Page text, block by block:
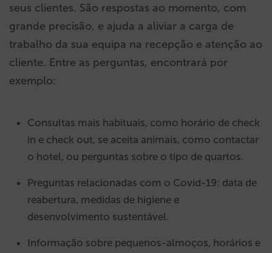
seus clientes. São respostas ao momento, com
grande precisão, e ajuda a aliviar a carga de
trabalho da sua equipa na recepção e atenção ao
cliente. Entre as perguntas, encontrará por
exemplo:
Consultas mais habituais, como horário de check
in e check out, se aceita animais, como contactar
o hotel, ou perguntas sobre o tipo de quartos.
Preguntas relacionadas com o Covid-19: data de
reabertura, medidas de higiene e
desenvolvimento sustentável.
Informação sobre pequenos-almoços, horários e